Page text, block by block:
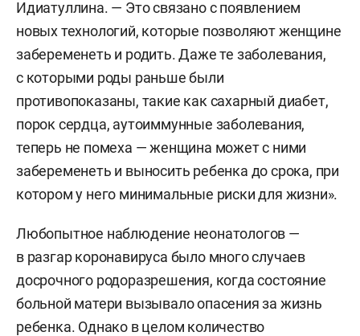
Идиатуллина. — Это связано с появлением
новых технологий, которые позволяют женщине
забеременеть и родить. Даже те заболевания,
с которыми роды раньше были
противопоказаны, такие как сахарный диабет,
порок сердца, аутоиммунные заболевания,
теперь не помеха — женщина может с ними
забеременеть и выносить ребенка до срока, при
котором у него минимальные риски для жизни».
Любопытное наблюдение неонатологов —
в разгар коронавируса было много случаев
досрочного родоразрешения, когда состояние
больной матери вызывало опасения за жизнь
ребенка. Однако в целом количество